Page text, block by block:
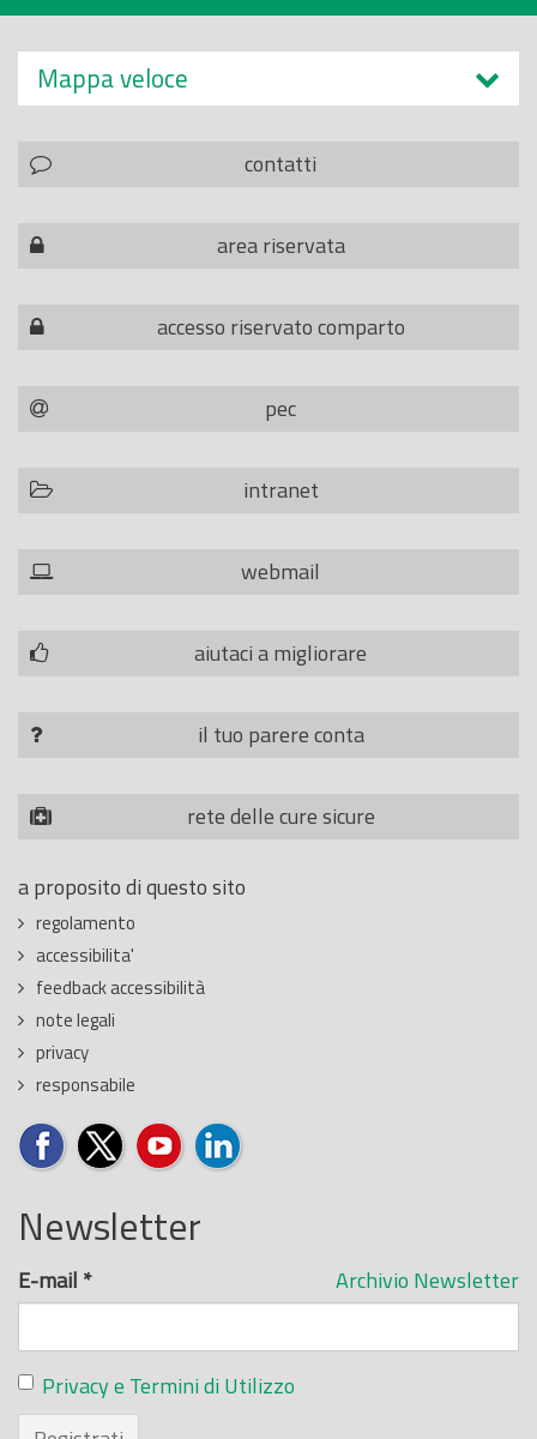
Mappa veloce
contatti
area riservata
accesso riservato comparto
pec
intranet
webmail
aiutaci a migliorare
il tuo parere conta
rete delle cure sicure
a proposito di questo sito
regolamento
accessibilita'
feedback accessibilità
note legali
privacy
responsabile
Newsletter
Archivio Newsletter
E-mail *
Privacy e Termini di Utilizzo